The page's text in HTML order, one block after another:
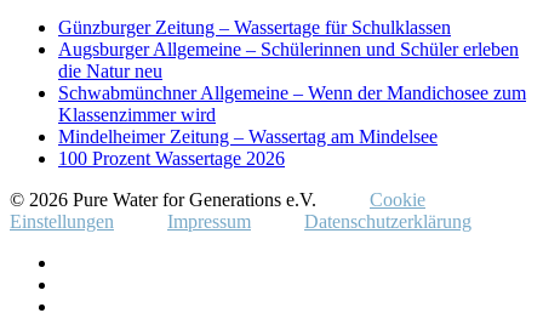
Günzburger Zeitung – Wassertage für Schulklassen
Augsburger Allgemeine – Schülerinnen und Schüler erleben
die Natur neu
Schwabmünchner Allgemeine – Wenn der Mandichosee zum
Klassenzimmer wird
Mindelheimer Zeitung – Wassertag am Mindelsee
100 Prozent Wassertage 2026
© 2026 Pure Water for Generations e.V.
Cookie
Einstellungen
Impressum Datenschutzerklärung